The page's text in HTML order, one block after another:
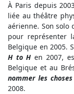
À Paris depuis
liée au théâtre
aérienne. Son solo
pour représenter
Belgique en 2005.
H to H en 2007,
Belgique et au
nommer les
2008.